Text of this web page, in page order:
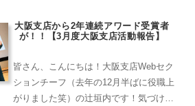
大阪支店から2年連続アワード受賞者
が！！【3月度大阪支店活動報告】
皆さん、こんにちは！大阪支店Webセク
ションチーフ（去年の12月半ばに役職上
がりました笑）の辻垣内です！気づけば